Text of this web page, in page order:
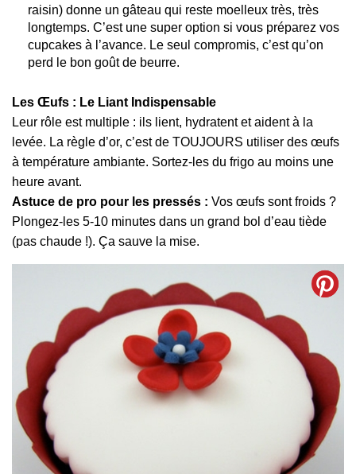
raisin) donne un gâteau qui reste moelleux très, très
longtemps. C’est une super option si vous préparez vos
cupcakes à l’avance. Le seul compromis, c’est qu’on
perd le bon goût de beurre.
Les Œufs : Le Liant Indispensable
Leur rôle est multiple : ils lient, hydratent et aident à la
levée. La règle d’or, c’est de TOUJOURS utiliser des œufs
à température ambiante. Sortez-les du frigo au moins une
heure avant.
Astuce de pro pour les pressés : Vos œufs sont froids ?
Plongez-les 5-10 minutes dans un grand bol d’eau tiède
(pas chaude !). Ça sauve la mise.